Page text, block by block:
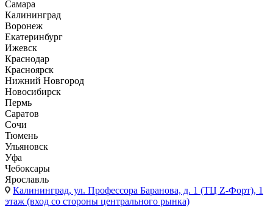
Самара
Калининград
Воронеж
Екатеринбург
Ижевск
Краснодар
Красноярск
Нижний Новгород
Новосибирск
Пермь
Саратов
Сочи
Тюмень
Ульяновск
Уфа
Чебоксары
Ярославль
Калининград, ул. Профессора Баранова, д. 1 (ТЦ Z-Форт), 1
этаж (вход со стороны центрального рынка)